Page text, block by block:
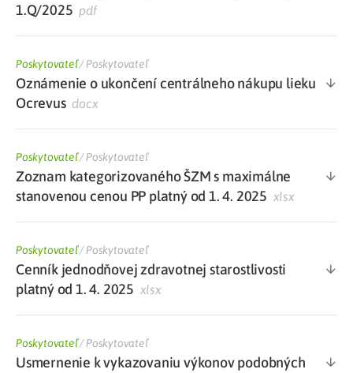
1.Q/2025 pdf
Poskytovateľ/Poskytovateľ
Oznámenie o ukončení centrálneho nákupu lieku
Ocrevusdocx
Poskytovateľ/Poskytovateľ
Zoznam kategorizovaného ŠZM s maximálne
stanovenou cenou PP platný od 1. 4. 2025 xlsx
Poskytovateľ/Poskytovateľ
Cenník jednodňovej zdravotnej starostlivosti
platný od 1. 4. 2025 xlsx
Poskytovateľ/Poskytovateľ
Usmernenie k vykazovaniu výkonov podobných